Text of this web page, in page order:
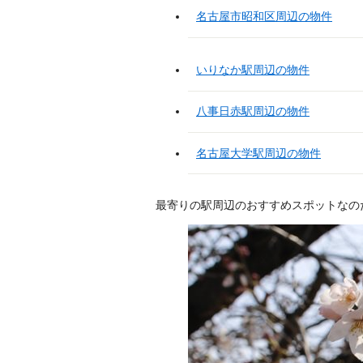
名古屋市昭和区周辺の物件
いりなか駅周辺の物件
八事日赤駅周辺の物件
名古屋大学駅周辺の物件
最寄りの駅周辺のおすすめスポットなの